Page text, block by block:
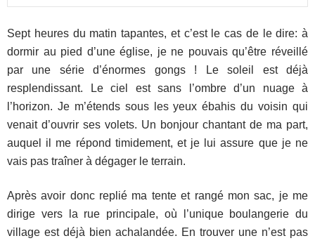
Sept heures du matin tapantes, et c’est le cas de le dire: à
dormir au pied d’une église, je ne pouvais qu’être réveillé
par une série d’énormes gongs ! Le soleil est déjà
resplendissant. Le ciel est sans l’ombre d’un nuage à
l’horizon. Je m’étends sous les yeux ébahis du voisin qui
venait d’ouvrir ses volets. Un bonjour chantant de ma part,
auquel il me répond timidement, et je lui assure que je ne
vais pas traîner à dégager le terrain.
Après avoir donc replié ma tente et rangé mon sac, je me
dirige vers la rue principale, où l’unique boulangerie du
village est déjà bien achalandée. En trouver une n’est pas